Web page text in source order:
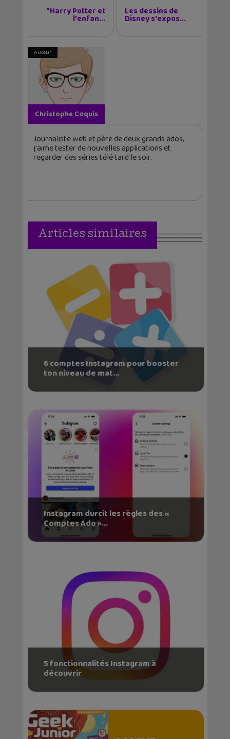
"Harry Potter et
l'enfan...
Les dessins de
Disney s'expos...
Auteur
Christophe Coquis
Journaliste web et père de deux grands ados,
j'aime tester de nouvelles applications et
regarder des séries télé tard le soir.
Articles similaires
6 comptes Instagram pour booster
ton niveau de mat...
Instagram durcit les règles des «
Comptes Ado »...
5 fonctionnalités Instagram à
découvrir